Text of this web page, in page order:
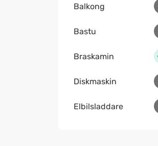
Balkong
Bastu
Braskamin
Diskmaskin
Elbilsladdare